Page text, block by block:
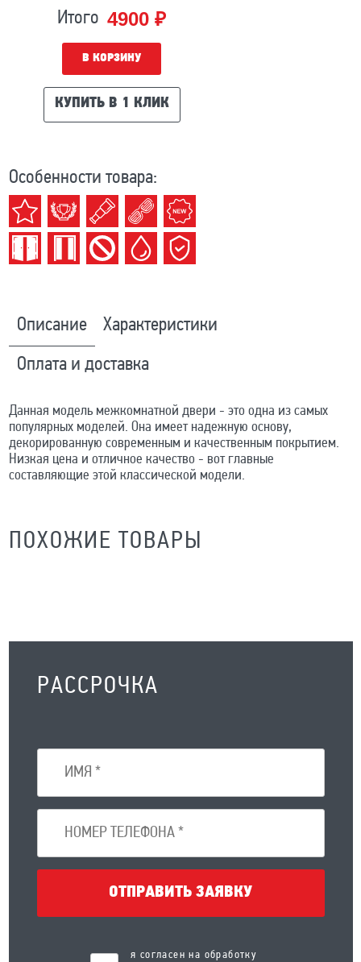
Итого 4900 ₽
В КОРЗИНУ
КУПИТЬ В 1 КЛИК
Особенности товара:
Описание Характеристики
Оплата и доставка
Данная модель межкомнатной двери - это одна из самых
популярных моделей. Она имеет надежную основу,
декорированную современным и качественным покрытием.
Низкая цена и отличное качество - вот главные
составляющие этой классической модели.
ПОХОЖИЕ ТОВАРЫ
РАССРОЧКА
ОТПРАВИТЬ ЗАЯВКУ
я согласен на обработку